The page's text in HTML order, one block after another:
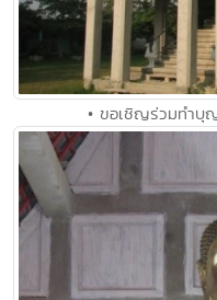
• ขอเชิญร่วมทำบุ